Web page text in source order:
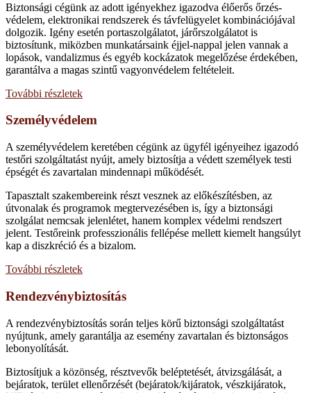
Biztonsági cégünk az adott igényekhez igazodva élőerős őrzés-
védelem, elektronikai rendszerek és távfelügyelet kombinációjával
dolgozik. Igény esetén portaszolgálatot, járőrszolgálatot is
biztosítunk, miközben munkatársaink éjjel-nappal jelen vannak a
lopások, vandalizmus és egyéb kockázatok megelőzése érdekében,
garantálva a magas szintű vagyonvédelem feltételeit.
További részletek
Személyvédelem
A személyvédelem keretében cégünk az ügyfél igényeihez igazodó
testőri szolgáltatást nyújt, amely biztosítja a védett személyek testi
épségét és zavartalan mindennapi működését.
Tapasztalt szakembereink részt vesznek az előkészítésben, az
útvonalak és programok megtervezésében is, így a biztonsági
szolgálat nemcsak jelenlétet, hanem komplex védelmi rendszert
jelent. Testőreink professzionális fellépése mellett kiemelt hangsúlyt
kap a diszkréció és a bizalom.
További részletek
Rendezvénybiztosítás
A rendezvénybiztosítás során teljes körű biztonsági szolgáltatást
nyújtunk, amely garantálja az esemény zavartalan és biztonságos
lebonyolítását.
Biztosítjuk a közönség, résztvevők beléptetését, átvizsgálását, a
bejáratok, terület ellenőrzését (bejáratok/kijáratok, vészkijáratok,